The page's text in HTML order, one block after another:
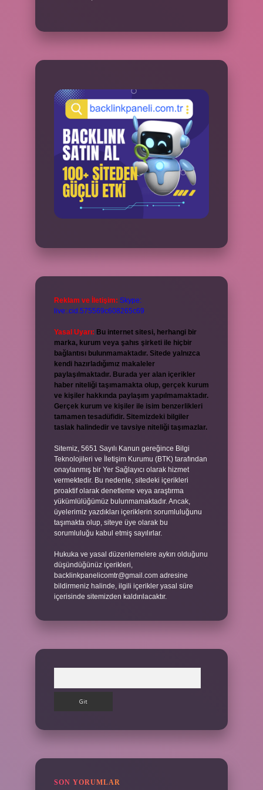
Reklam ve İletişim: Skype:
live:.cid.575569c608265c69
Yasal Uyarı: Bu internet sitesi, herhangi bir
marka, kurum veya şahıs şirketi ile hiçbir
bağlantısı bulunmamaktadır. Sitede yalnızca
kendi hazırladığımız makaleler
paylaşılmaktadır. Burada yer alan içerikler
haber niteliği taşımamakta olup, gerçek kurum
ve kişiler hakkında paylaşım yapılmamaktadır.
Gerçek kurum ve kişiler ile isim benzerlikleri
tamamen tesadüfidir. Sitemizdeki bilgiler
taslak halindedir ve tavsiye niteliği taşımazlar.
Sitemiz, 5651 Sayılı Kanun gereğince Bilgi
Teknolojileri ve İletişim Kurumu (BTK) tarafından
onaylanmış bir Yer Sağlayıcı olarak hizmet
vermektedir. Bu nedenle, sitedeki içerikleri
proaktif olarak denetleme veya araştırma
yükümlülüğümüz bulunmamaktadır. Ancak,
üyelerimiz yazdıkları içeriklerin sorumluluğunu
taşımakta olup, siteye üye olarak bu
sorumluluğu kabul etmiş sayılırlar.
Hukuka ve yasal düzenlemelere aykırı olduğunu
düşündüğünüz içerikleri,
backlinkpanelicomtr@gmail.com adresine
bildirmeniz halinde, ilgili içerikler yasal süre
içerisinde sitemizden kaldırılacaktır.
SON YORUMLAR